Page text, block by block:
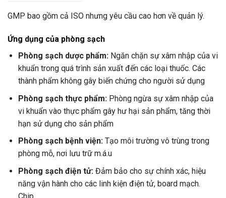
GMP bao gồm cả ISO nhưng yêu cầu cao hơn về quản lý.
Ứng dụng của phòng sạch
Phòng sạch dược phẩm: Ngăn chặn sự xâm nhập của vi
khuẩn trong quá trình sản xuất đến các loại thuốc. Các
thành phẩm không gây biến chứng cho người sử dụng
Phòng sạch thực phẩm: Phòng ngừa sự xâm nhập của
vi khuẩn vào thực phẩm gây hư hại sản phẩm, tăng thời
hạn sử dụng cho sản phẩm
Phòng sạch bệnh viện: Tạo môi trường vô trùng trong
phòng mỗ, nơi lưu trữ m.á.u
Phòng sạch điện tử: Đảm bảo cho sự chính xác, hiệu
năng vận hành cho các linh kiện điện tử, board mạch.